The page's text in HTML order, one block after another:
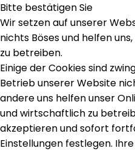
Bitte bestätigen Sie
Wir setzen auf unserer
nichts Böses und helfen
zu betreiben.
Einige der Cookies sind
Betrieb unserer Website
andere uns helfen unser
und wirtschaftlich zu
akzeptieren und sofort
Einstellungen festlegen.